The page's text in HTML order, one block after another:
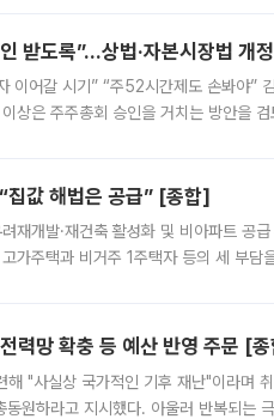
받도록”…상법·자본시장법 개
이어갈 시기” “주52시간제도 손봐야”
상은 주주총회 승인을 거치는 방안을 검
값 해법은 공급” [종합]
재개발·재건축 활성화 및 비아파트 공
가주택과 비거주 1주택자 등의 세 부담
력망 확충 등 예산 반영 주문 [
"사실상 국가적인 기후 재난"이라며
원하라고 지시했다. 아울러 반복되는